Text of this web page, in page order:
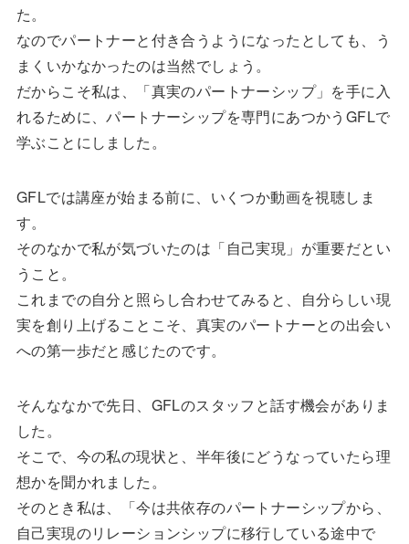
た。
なのでパートナーと付き合うようになったとしても、う
まくいかなかったのは当然でしょう。
だからこそ私は、「真実のパートナーシップ」を手に入
れるために、パートナーシップを専門にあつかうGFLで
学ぶことにしました。
GFLでは講座が始まる前に、いくつか動画を視聴しま
す。
そのなかで私が気づいたのは「自己実現」が重要だとい
うこと。
これまでの自分と照らし合わせてみると、自分らしい現
実を創り上げることこそ、真実のパートナーとの出会い
への第一歩だと感じたのです。
そんななかで先日、GFLのスタッフと話す機会がありま
した。
そこで、今の私の現状と、半年後にどうなっていたら理
想かを聞かれました。
そのとき私は、「今は共依存のパートナーシップから、
自己実現のリレーションシップに移行している途中で